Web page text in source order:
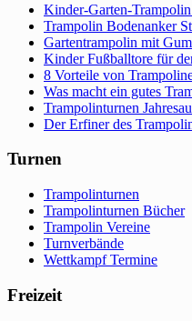
Kinder-Garten-
Trampolin Bodenanker
Gartentrampolin mit
Kinder Fußballtore für
8 Vorteile von
Was macht ein gutes
Trampolinturnen
Der Erfiner des
Turnen
Trampolinturnen
Trampolinturnen Bücher
Trampolin Vereine
Turnverbände
Wettkampf Termine
Freizeit